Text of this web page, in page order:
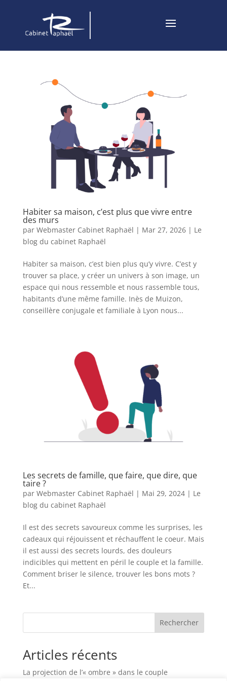
Habiter sa maison, c’est plus que vivre entre
des murs
par Webmaster Cabinet Raphaël | Mar 27, 2026| Le
blog du cabinet Raphaël
Habiter sa maison, c’est bien plus qu’y vivre. C’est y
trouver sa place, y créer un univers à son image, un
espace qui nous ressemble et nous rassemble tous,
habitants d’une même famille. Inès de Muizon,
conseillère conjugale et familiale à Lyon nous...
Les secrets de famille, que faire, que dire, que
taire ?
par Webmaster Cabinet Raphaël | Mai 29, 2024| Le
blog du cabinet Raphaël
Il est des secrets savoureux comme les surprises, les
cadeaux qui réjouissent et réchauffent le coeur. Mais
il est aussi des secrets lourds, des douleurs
indicibles qui mettent en péril le couple et la famille.
Comment briser le silence, trouver les bons mots ?
Et...
Rechercher
Articles récents
La projection de l’« ombre » dans le couple